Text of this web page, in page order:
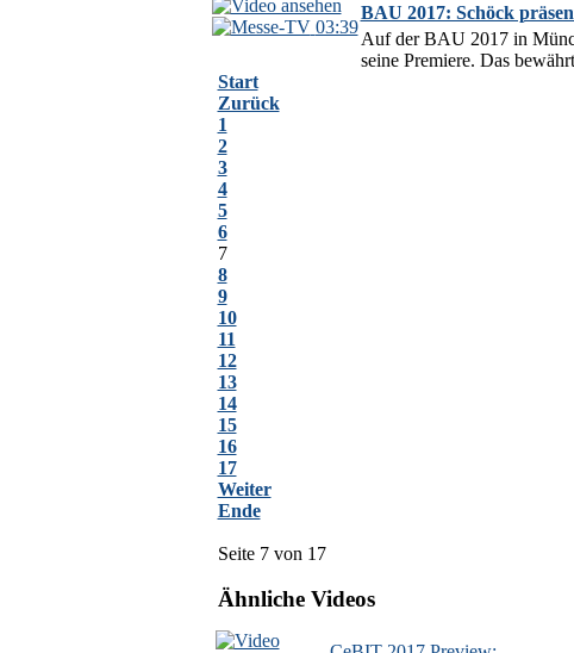
03:39
BAU 2017: Schöck
Auf der BAU 2017 in
seine Premiere. Das
Start
Zurück
1
2
3
4
5
6
7
8
9
10
11
12
13
14
15
16
17
Weiter
Ende
Seite 7 von 17
Ähnliche Videos